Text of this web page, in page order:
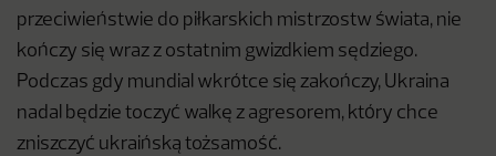
przeciwieństwie do piłkarskich mistrzostw świata, nie
kończy się wraz z ostatnim gwizdkiem sędziego.
Podczas gdy mundial wkrótce się zakończy, Ukraina
nadal będzie toczyć walkę z agresorem, który chce
zniszczyć ukraińską tożsamość.